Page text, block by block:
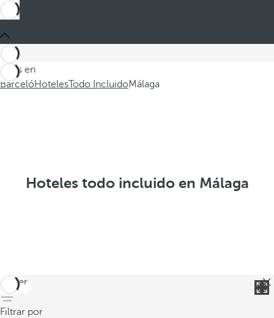
Estás en
BarcelóHotelesTodo IncluidoMálaga
Hoteles todo incluido en Málaga
volver
Filtrar por